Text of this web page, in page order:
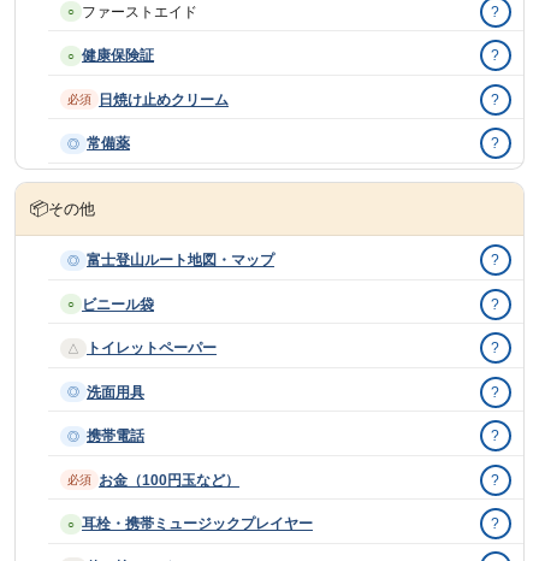
○ ファーストエイド ?
○ 健康保険証 ?
必須 日焼け止めクリーム ?
◎ 常備薬 ?
📦その他
◎ 富士登山ルート地図・マップ ?
○ ビニール袋 ?
△ トイレットペーパー ?
◎ 洗面用具 ?
◎ 携帯電話 ?
必須 お金（100円玉など） ?
○ 耳栓・携帯ミュージックプレイヤー ?